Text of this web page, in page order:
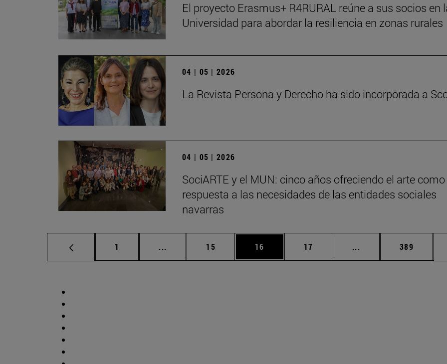
El proyecto Erasmus+ R4RURAL reúne a sus socios en
Universidad para abordar la resiliencia en zonas rurales
04 | 05 | 2026
La Revista Persona y Derecho ha sido incorporada a
04 | 05 | 2026
SociARTE y el MUN: cinco años ofreciendo el arte como
respuesta a las necesidades de las entidades sociales
navarras
Página
1 ... Páginas intermedias Use TAB para desplazarse.
Página
15 Página
16 Página
17 ... Páginas intermedias
Página
389